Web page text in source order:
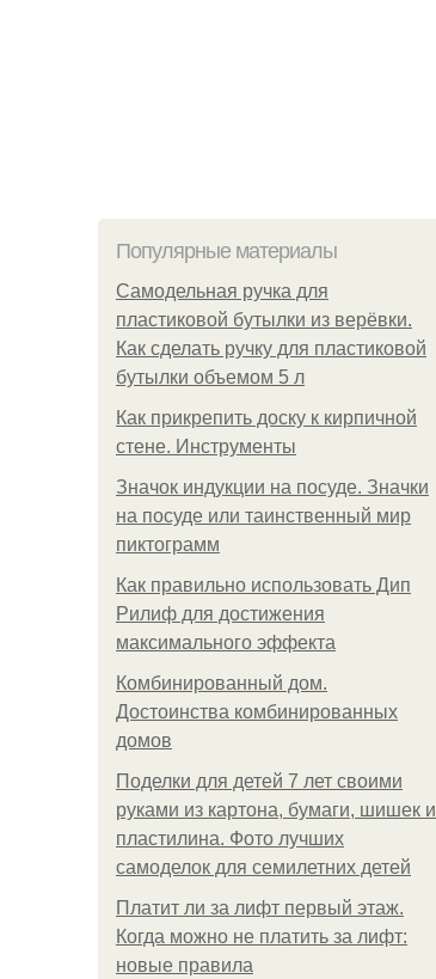
Популярные материалы
Самодельная ручка для
пластиковой бутылки из верёвки.
Как сделать ручку для пластиковой
бутылки объемом 5 л
Как прикрепить доску к кирпичной
стене. Инструменты
Значок индукции на посуде. Значки
на посуде или таинственный мир
пиктограмм
Как правильно использовать Дип
Рилиф для достижения
максимального эффекта
Комбинированный дом.
Достоинства комбинированных
домов
Поделки для детей 7 лет своими
руками из картона, бумаги, шишек и
пластилина. Фото лучших
самоделок для семилетних детей
Платит ли за лифт первый этаж.
Когда можно не платить за лифт:
новые правила